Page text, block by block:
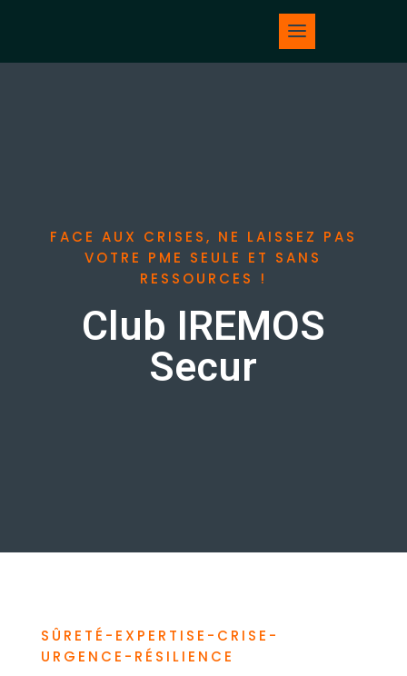
FACE AUX CRISES, NE LAISSEZ PAS
VOTRE PME SEULE ET SANS
RESSOURCES !
Club IREMOS
Secur
SÛRETÉ-EXPERTISE-CRISE-
URGENCE-RÉSILIENCE